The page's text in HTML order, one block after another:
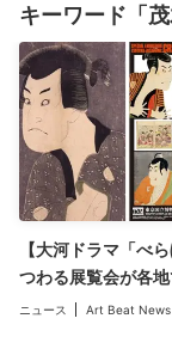
キーワード「
【大河ドラマ「べ
つわる展覧会が各
会7選
ニュース Art Beat News